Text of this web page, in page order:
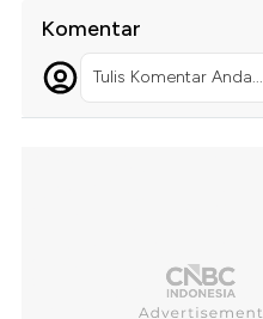
Komentar
Tulis Komentar Anda...